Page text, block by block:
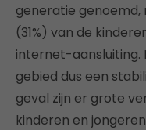
generatie
(31%) van de
internet-aansluiting.
gebied dus een
geval zijn er grote
kinderen en